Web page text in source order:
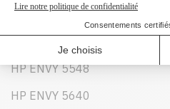
HP ENVY 5544
HP ENVY 5548
HP ENVY 5640